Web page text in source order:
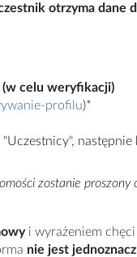
otrzyma dane
(w celu weryfikacji)
profilu)*
zostanie proszony
i wyrażeniem
nie jest